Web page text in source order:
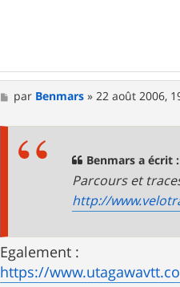
M
e
par Benmars »22 août 2006,
Benmars a écrit :
Parcours et
http://
Egalement :
https://